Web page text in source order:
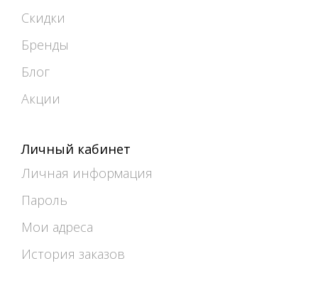
Скидки
Бренды
Блог
Акции
Личный кабинет
Личная информация
Пароль
Мои адреса
История заказов